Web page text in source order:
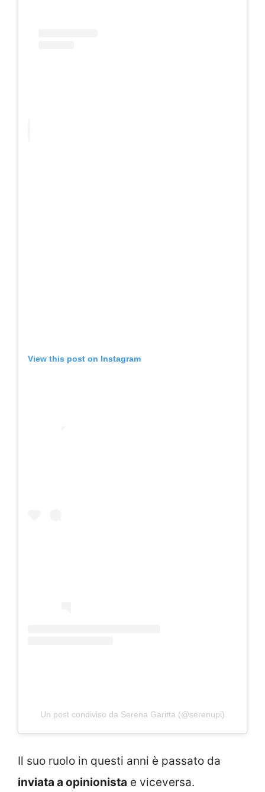
View this post on Instagram
Un post condiviso da Serena Garitta (@serenupi)
Il suo ruolo in questi anni è passato da
inviata a opinionista e viceversa.